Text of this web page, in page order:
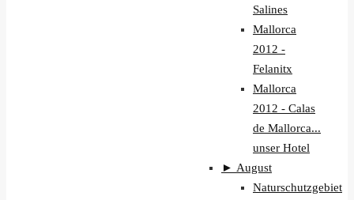
Salines
Mallorca
2012 -
Felanitx
Mallorca
2012 - Calas
de Mallorca...
unser Hotel
► August
Naturschutzgebiet